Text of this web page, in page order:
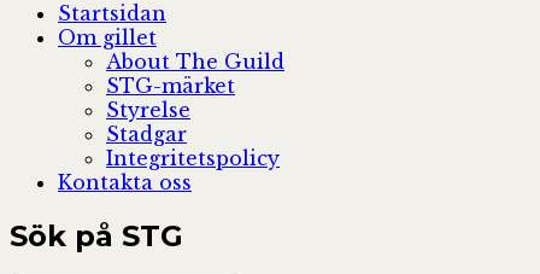
Startsidan
Om gillet
About The Guild
STG-märket
Styrelse
Stadgar
Integritetspolicy
Kontakta oss
Sök på STG